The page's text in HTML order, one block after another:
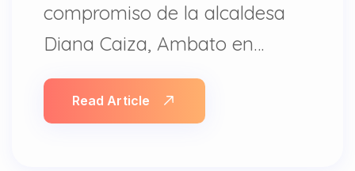
compromiso de la alcaldesa
Diana Caiza, Ambato en…
Read Article